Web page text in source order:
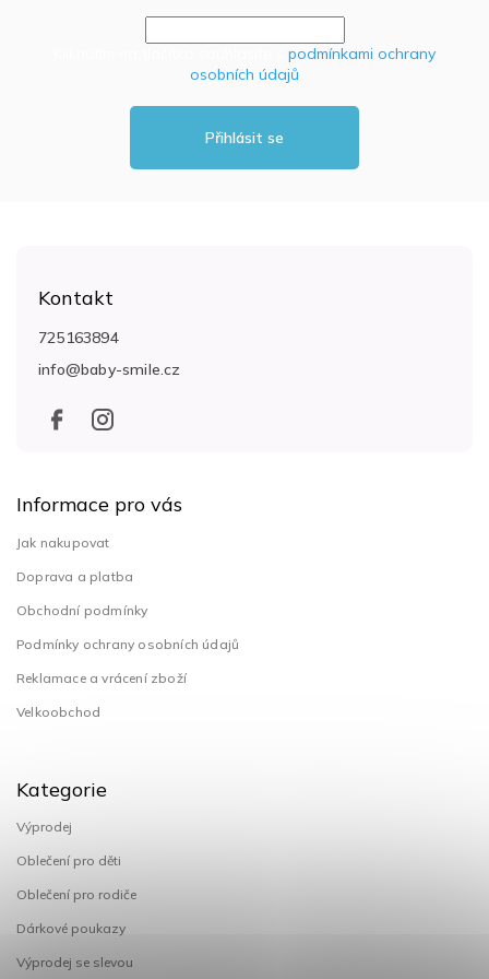
podmínkami ochrany
osobních údajů
Přihlásit se
Kontakt
info@baby-smile.cz
725163894
Informace pro vás
Jak nakupovat
Doprava a platba
Obchodní podmínky
Podmínky ochrany osobních údajů
Reklamace a vrácení zboží
Velkoobchod
Kategorie
Výprodej
Oblečení pro děti
Oblečení pro rodiče
Dárkové poukazy
Výprodej se slevou